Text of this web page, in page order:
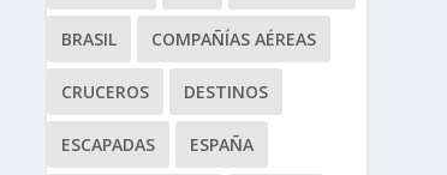
BRASIL COMPAÑÍAS AÉREAS
CRUCEROS DESTINOS
ESCAPADAS ESPAÑA